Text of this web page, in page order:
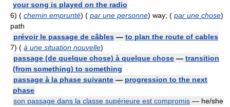
your song is played on the radio
6) ( chemin emprunté) ( par une personne) way; ( par une chose)
path
prévoir le passage de câbles — to plan the route of cables
7) ( à une situation nouvelle)
passage (de quelque chose) à quelque chose — transition
(from something) to something
passage à la phase suivante — progression to the next
phase
son passage dans la classe supérieure est compromis — he/she